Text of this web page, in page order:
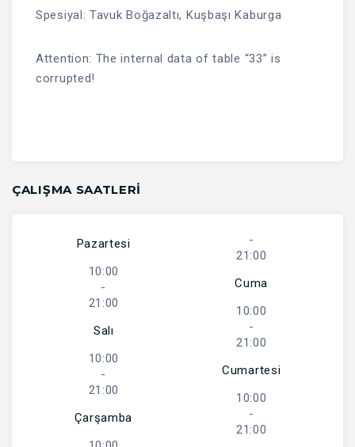
Spesiyal: Tavuk Boğazaltı, Kuşbaşı Kaburga
Attention: The internal data of table “33” is
corrupted!
ÇALIŞMA SAATLERI
Pazartesi
10:00
-
21:00
Salı
10:00
-
21:00
Çarşamba
-
21:00
Cuma
10:00
-
21:00
Cumartesi
10:00
-
21:00